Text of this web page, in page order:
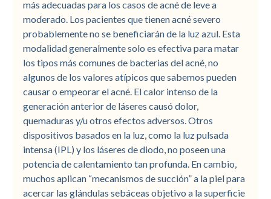
más adecuadas para los casos de acné de leve a
moderado. Los pacientes que tienen acné severo
probablemente no se beneficiarán de la luz azul. Esta
modalidad generalmente solo es efectiva para matar
los tipos más comunes de bacterias del acné, no
algunos de los valores atípicos que sabemos pueden
causar o empeorar el acné. El calor intenso de la
generación anterior de láseres causó dolor,
quemaduras y/u otros efectos adversos. Otros
dispositivos basados en la luz, como la luz pulsada
intensa (IPL) y los láseres de diodo, no poseen una
potencia de calentamiento tan profunda. En cambio,
muchos aplican “mecanismos de succión” a la piel para
acercar las glándulas sebáceas objetivo a la superficie